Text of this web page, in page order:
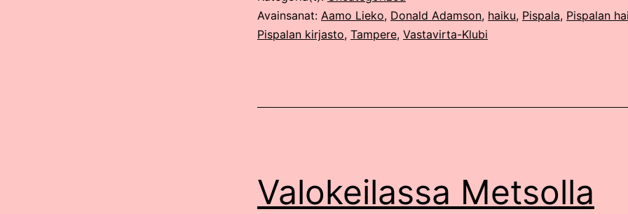
Avainsanat: Aamo Lieko, Donald Adamson, haiku, Pispala, Pispalan
Pispalan kirjasto, Tampere, Vastavirta-Klubi
Valokeilassa Metsolla